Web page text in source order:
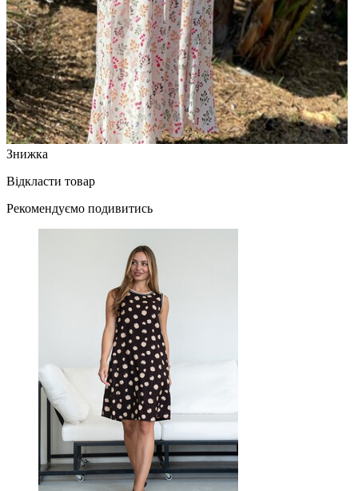
Знижка
Відкласти товар
Рекомендуємо подивитись